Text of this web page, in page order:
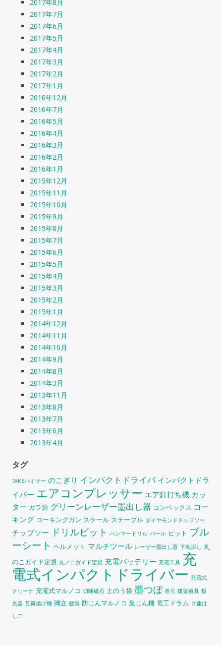
2017年8月
2017年7月
2017年6月
2017年5月
2017年4月
2017年3月
2017年2月
2017年1月
2016年12月
2016年7月
2016年5月
2016年4月
2016年3月
2016年2月
2016年1月
2015年12月
2015年11月
2015年10月
2015年9月
2015年8月
2015年7月
2015年6月
2015年5月
2015年4月
2015年3月
2015年2月
2015年1月
2014年12月
2014年11月
2014年10月
2014年9月
2014年8月
2014年3月
2013年11月
2013年8月
2013年7月
2013年6月
2013年4月
タグ
TAKEバイザー のこぎり インパクトドライバ インパクトドラ
イバー エアコンプレッサー エア釘打ち機 カッ
ター ガラ袋 グリーンレーザー墨出し器 コンベックス コー
キング コーキングガン スケール ステープル ダイヤモンドチップソー
チップソー ドリルビット ハンマードリル バール ビット ブル
ーシート ヘルメット マルチツール レーザー墨出し器 下地探し 丸
のこガイド定規 丸ノコガイド定規 充電バッテリー 充電工具 充
電式インパクトドライバー 充電式
クリーナ 充電式マルノコ 切断砥石 土のう袋 墨つぼ 巻尺 建築道具 投
光器 瓦荷揚げ機 脚立 腰袋 防じんマルノコ 集じん機 電工ドラム ２連は
しご